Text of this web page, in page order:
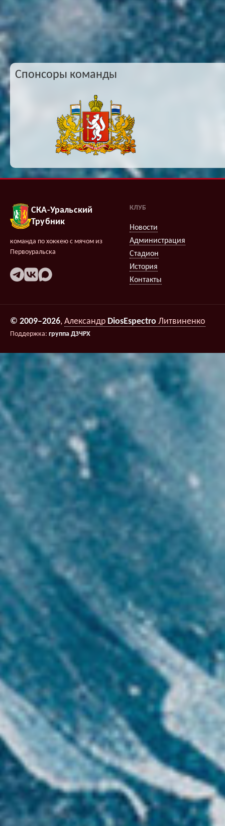
Спонсоры команды
СКА-Уральский
Трубник
команда по хоккею с мячом из
Первоуральска
КЛУБ
Новости
Администрация
Стадион
История
Контакты
© 2009–2026, Александр DiosEspectro Литвиненко
Поддержка: группа ДЗЧРХ